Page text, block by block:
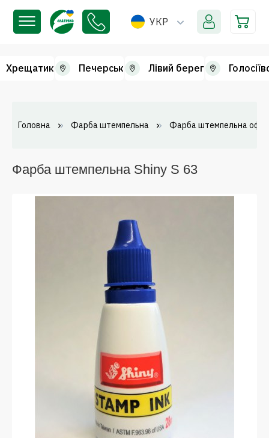
УКР
Хрещатик Печерськ Лівий берег
Головна Фарба штемпельна Фарба штемпельна
Фарба штемпельна Shiny S 63